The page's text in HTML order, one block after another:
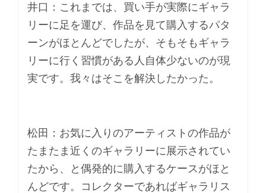
井口：これまでは、買い手が実際にギャラ
リーに足を運び、作品を見て購入するパタ
ーンがほとんどでしたが、そもそもギャラ
リーに行く習慣がある人自体少ないのが現
実です。我々はそこを解決したかった。
松田：お気に入りのアーティストの作品が
たまたま近くのギャラリーに展示されてい
たから、と偶発的に購入するケースがほと
んどです。コレクターであればギャラリス